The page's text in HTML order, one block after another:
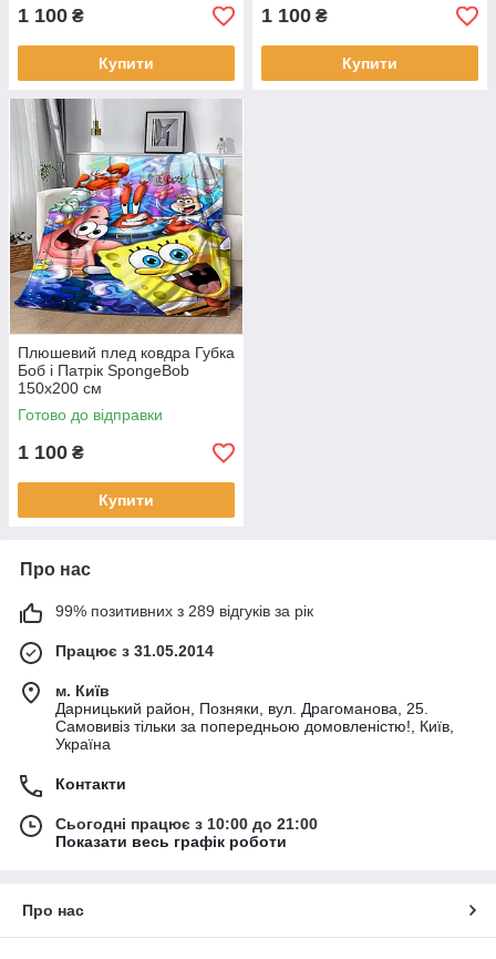
1 100 ₴
Купити
1 100 ₴
Купити
Плюшевий плед ковдра Губка
Боб і Патрік SpongeBob
150х200 см
Готово до відправки
1 100 ₴
Купити
Про нас
99% позитивних з 289 відгуків за рік
Працює з 31.05.2014
м. Київ
Дарницький район, Позняки, вул. Драгоманова, 25.
Самовивіз тільки за попередньою домовленістю!, Київ,
Україна
Контакти
Сьогодні працює з 10:00 до 21:00
Показати весь графік роботи
Про нас